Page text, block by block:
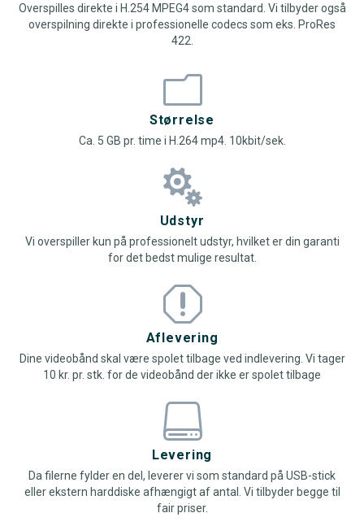
Overspilles direkte i H.254 MPEG4 som standard. Vi tilbyder også
overspilning direkte i professionelle codecs som eks. ProRes
422.
m
m
Størrelse
Ca. 5 GB pr. time i H.264 mp4. 10kbit/sek.


Udstyr
Vi overspiller kun på professionelt udstyr, hvilket er din garanti
for det bedst mulige resultat.
q
q
Aflevering
Dine videobånd skal være spolet tilbage ved indlevering. Vi tager
10 kr. pr. stk. for de videobånd der ikke er spolet tilbage


Levering
Da filerne fylder en del, leverer vi som standard på USB-stick
eller ekstern harddiske afhængigt af antal. Vi tilbyder begge til
fair priser.